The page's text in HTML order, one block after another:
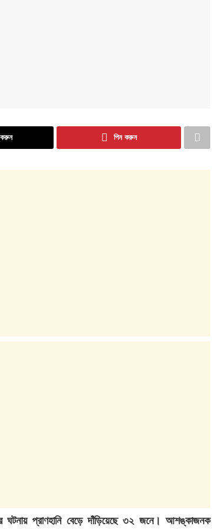
পিন করুন
ঘটনায় প্রাণহানি বেড়ে দাঁড়িয়েছে ৩২ জনে। আশঙ্কাজনক